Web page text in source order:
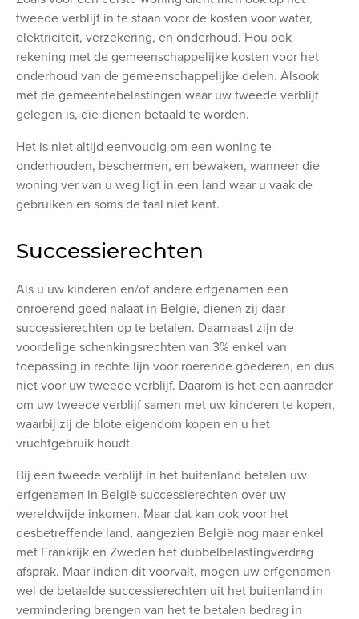
tweede verblijf in te staan voor de kosten voor water,
elektriciteit, verzekering, en onderhoud. Hou ook
rekening met de gemeenschappelijke kosten voor het
onderhoud van de gemeenschappelijke delen. Alsook
met de gemeentebelastingen waar uw tweede verblijf
gelegen is, die dienen betaald te worden.
Het is niet altijd eenvoudig om een woning te
onderhouden, beschermen, en bewaken, wanneer die
woning ver van u weg ligt in een land waar u vaak de
gebruiken en soms de taal niet kent.
Successierechten
Als u uw kinderen en/of andere erfgenamen een
onroerend goed nalaat in België, dienen zij daar
successierechten op te betalen. Daarnaast zijn de
voordelige schenkingsrechten van 3% enkel van
toepassing in rechte lijn voor roerende goederen, en dus
niet voor uw tweede verblijf. Daarom is het een aanrader
om uw tweede verblijf samen met uw kinderen te kopen,
waarbij zij de blote eigendom kopen en u het
vruchtgebruik houdt.
Bij een tweede verblijf in het buitenland betalen uw
erfgenamen in België successierechten over uw
wereldwijde inkomen. Maar dat kan ook voor het
desbetreffende land, aangezien België nog maar enkel
met Frankrijk en Zweden het dubbelbelastingverdrag
afsprak. Maar indien dit voorvalt, mogen uw erfgenamen
wel de betaalde successierechten uit het buitenland in
vermindering brengen van het te betalen bedrag in